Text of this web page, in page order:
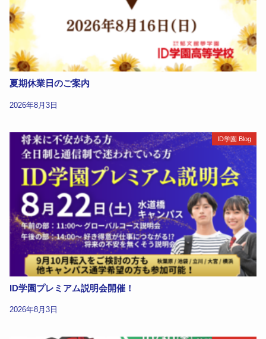
夏期休業日のご案内
2026年8月3日
ID学園 Blog
ID学園プレミアム説明会開催！
2026年8月3日